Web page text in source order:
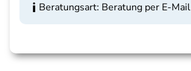
Beratungsart: Beratung per E-Mail